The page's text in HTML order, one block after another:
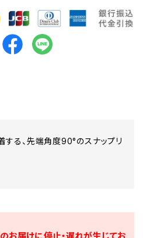
する、先端角度90°のスナップリ